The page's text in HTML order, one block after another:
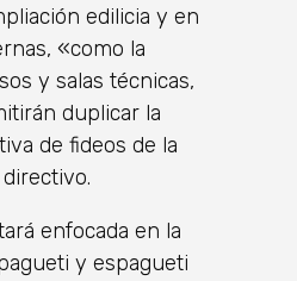
edilicia y en
«como la
y salas técnicas,
duplicar la
de fideos de la
enfocada en la
y espagueti